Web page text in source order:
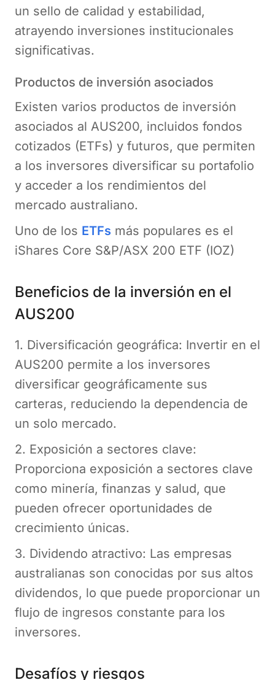
un sello de calidad y estabilidad,
atrayendo inversiones institucionales
significativas.
Productos de inversión asociados
Existen varios productos de inversión
asociados al AUS200, incluidos fondos
cotizados (ETFs) y futuros, que permiten
a los inversores diversificar su portafolio
y acceder a los rendimientos del
mercado australiano.
Uno de los ETFs más populares es el
iShares Core S&P/ASX 200 ETF (IOZ)
Beneficios de la inversión en el
AUS200
1. Diversificación geográfica: Invertir en el
AUS200 permite a los inversores
diversificar geográficamente sus
carteras, reduciendo la dependencia de
un solo mercado.
2. Exposición a sectores clave:
Proporciona exposición a sectores clave
como minería, finanzas y salud, que
pueden ofrecer oportunidades de
crecimiento únicas.
3. Dividendo atractivo: Las empresas
australianas son conocidas por sus altos
dividendos, lo que puede proporcionar un
flujo de ingresos constante para los
inversores.
Desafíos y riesgos